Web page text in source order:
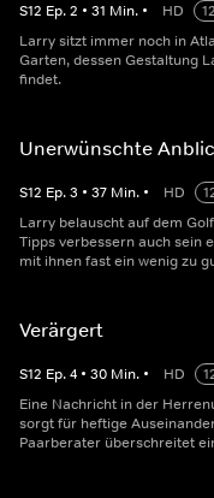
S12 Ep.2 • 31 Min. • HD
12
Larry sitzt immer noch in
Garten, dessen Gestaltung
findet.
Unerwünschte
S12 Ep.3 • 37 Min. • HD
Larry belauscht auf dem
Tipps verbessern auch sein
mit ihnen fast ein wenig zu
Verärgert
S12 Ep.4 • 30 Min. • HD
Eine Nachricht in der
sorgt für heftige
Paarberater überschreitet